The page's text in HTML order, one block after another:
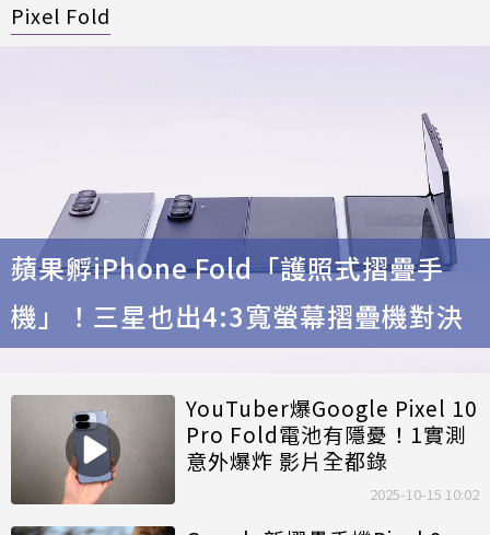
Pixel Fold
蘋果孵iPhone Fold「護照式摺疊手
機」！三星也出4:3寬螢幕摺疊機對決
YouTuber爆Google Pixel 10
Pro Fold電池有隱憂！1實測
意外爆炸 影片全都錄
2025-10-15 10:02